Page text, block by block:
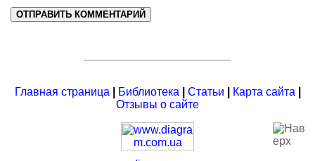
Главная страница Библиотека Статьи Карта сайта
Отзывы о сайте